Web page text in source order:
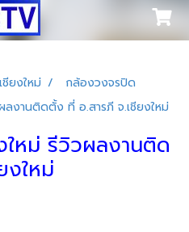
ยงใหม่
กล้องวงจรปิด
ลงานติดตั้ง ที่ อ.สารภี จ.เชียงใหม่
หม่ รีวิวผลงานติด
งใหม่